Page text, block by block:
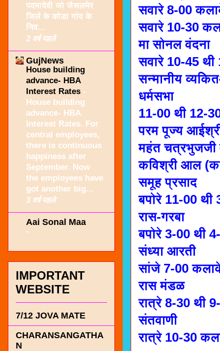
सवारे 8-00
सवारे 10-30
मा सोनल वंदना
सवारे 10-45 थी
सन्मानीय
धर्मसभा
11-00 थी 12-
परम पूज्य
महंत चत्रभुजजी
कविश्री आल
समूह प्रसाद
बपोरे 11-00
रास-गरबा
बपोरे 3-00 थी
संध्या आरती
सांजे 7-00
रास मंडळ
रात्रे 8-30 थी
संतवाणी
रात्रे 10-30
पदमादेवी जो जैसलमेर
जिलें के कोडा गांव के
निव...
2 वर्ष पहले
GujNews
House building
advance- HBA
Interest Rates -
House building
advance- HBA
Interest Rates. For
central employees,
there is continuous
happiness after
September. Now
the employees have
got another big...
3 वर्ष पहले
Aai Sonal Maa
-
IMPORTANT
WEBSITE
7/12 JOVA MATE
CHARANSANGATHA
N